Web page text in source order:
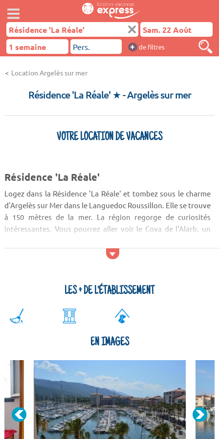
+ de filtres
Location Argelès sur mer
Résidence 'La Réale' ★- Argelès sur mer
VOTRE LOCATION DE VACANCES
Résidence 'La Réale'
Logez dans la Résidence 'La Réale' et tombez sous le charme
d'Argelès sur Mer dans le Languedoc Roussillon. Elle se trouve
à 150 mètres de la mer. La région regorge de curiosités
intéressantes. Vous pourrez aller voir le Cova de l'Alarb, un
faites un petit tour dans la nature ! Vous serez émerveillés par
LES + DE L'ÉTABLISSEMENT
EN IMAGES